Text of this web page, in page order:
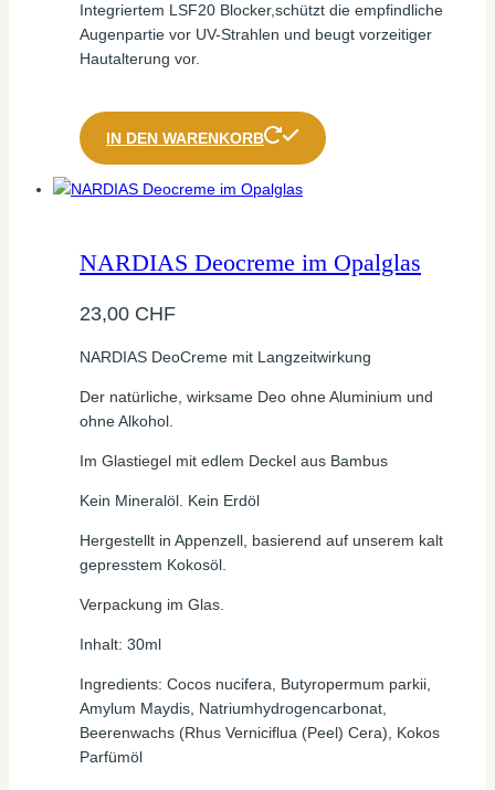
Integriertem LSF20 Blocker,schützt die empfindliche
Augenpartie vor UV-Strahlen und beugt vorzeitiger
Hautalterung vor.
IN DEN WARENKORB
NARDIAS Deocreme im Opalglas
23,00 CHF
NARDIAS DeoCreme mit Langzeitwirkung
Der natürliche, wirksame Deo ohne Aluminium und
ohne Alkohol.
Im Glastiegel mit edlem Deckel aus Bambus
Kein Mineralöl. Kein Erdöl
Hergestellt in Appenzell, basierend auf unserem kalt
gepresstem Kokosöl.
Verpackung im Glas.
Inhalt: 30ml
Ingredients: Cocos nucifera, Butyropermum parkii,
Amylum Maydis, Natriumhydrogencarbonat,
Beerenwachs (Rhus Verniciflua (Peel) Cera), Kokos
Parfümöl